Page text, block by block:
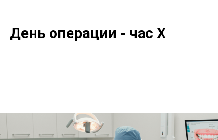
День операции - час X